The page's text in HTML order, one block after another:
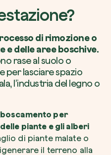
di rimozione o
e delle aree boschive.
rase al suolo o
per lasciare spazio
l’industria del legno o
per
piante e gli alberi
di piante malate o
il terreno alla